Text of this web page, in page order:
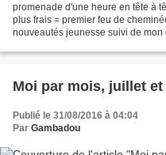
promenade d'une heure en tête à
plus frais = premier feu de
nouveautés jeunesse suivi de mon
Moi par mois, juillet et
Publié le 31/08/2016 à 04:04
Par Gambadou